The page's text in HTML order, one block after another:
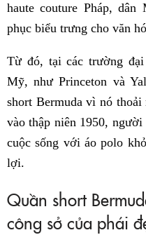
haute couture Pháp,
phục biểu trưng cho văn
Từ đó, tại các trường
Mỹ, như Princeton và
short Bermuda vì nó
vào thập niên 1950,
cuộc sống với áo polo
lợi.
Quần short
công sở của phái